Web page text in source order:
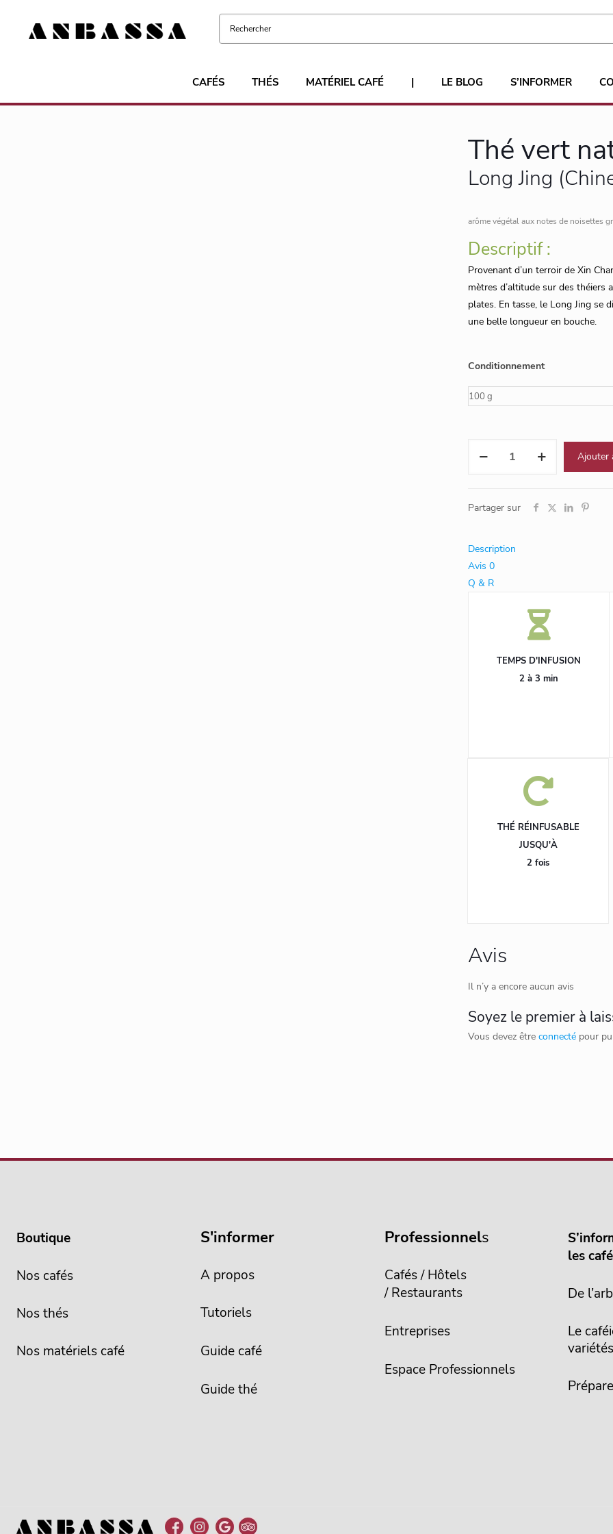
CAFÉS THÉS MATÉRIEL CAFÉ | LE BLOG S’INFORMER
Thé vert
Long Jing
arôme végétal aux notes de noisettes
Descriptif :
Provenant d’un terroir de Xin
mètres d’altitude sur des théiers
plates. En tasse, le Long Jing se
une belle longueur en bouche.
Conditionnement
(Chine)
Ajouter
Partager sur
Description
Avis 0
Q & R
TEMPS D'INFUSION
2 à 3 min
THÉ RÉINFUSABLE
JUSQU'À
2 fois
Avis
Il n’y a encore aucun avis
Soyez le premier à
Vous devez être connecté pour
Boutique
Nos cafés
Nos thés
Nos matériels café
S'informer
A propos
Tutoriels
Guide café
Guide thé
Professionnels
Cafés / Hôtels
/ Restaurants
Entreprises
Espace Professionnels
les
De
Le
variétés